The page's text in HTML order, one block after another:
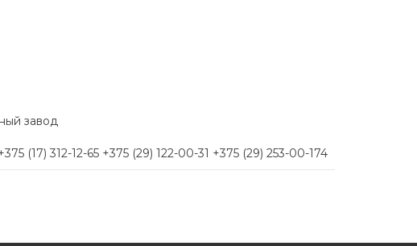
завод
(17) 312-12-65 +375 (29) 122-00-31 +375 (29) 253-00-174